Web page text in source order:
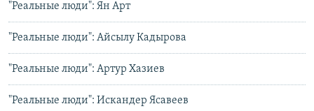
"Реальные люди": Ян Арт
"Реальные люди": Айсылу Кадырова
"Реальные люди": Артур Хазиев
"Реальные люди": Искандер Ясавеев